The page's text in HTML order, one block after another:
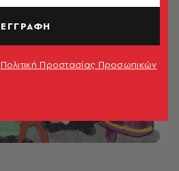
ΕΓΓΡΑΦΗ
Πολιτική Προστασίας Προσωπικών